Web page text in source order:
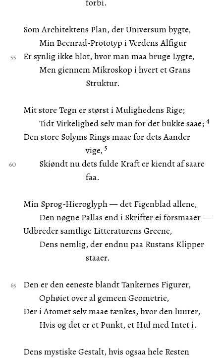
forbi.
Som Architektens Plan, der Universum bygte,
Min Beenrad-Prototyp i Verdens Alfigur
Er synlig ikke blot, hvor man maa bruge Lygte,
Men giennem Mikroskop i hvert et Grans
Struktur.
Mit store Tegn er størst i Mulighedens Rige;
Tidt Virkelighed selv man for det bukke saae; 4
Den store Solyms Rings maae for dets Aander
vige, 5
Skiøndt nu dets fulde Kraft er kiendt af saare
faa.
Min Sprog-Hieroglyph — det Figenblad allene,
Den nøgne Pallas end i Skrifter ei forsmaaer —
Udbreder samtlige Litteraturens Greene,
Dens nemlig, der endnu paa Rustans Klipper
staaer.
Den er den eeneste blandt Tankernes Figurer,
Ophøiet over al gemeen Geometrie,
Der i Atomet selv maae tænkes, hvor den luurer,
Hvis og det er et Punkt, et Hul med Intet i.
Dens mystiske Gestalt, hvis ogsaa hele Resten